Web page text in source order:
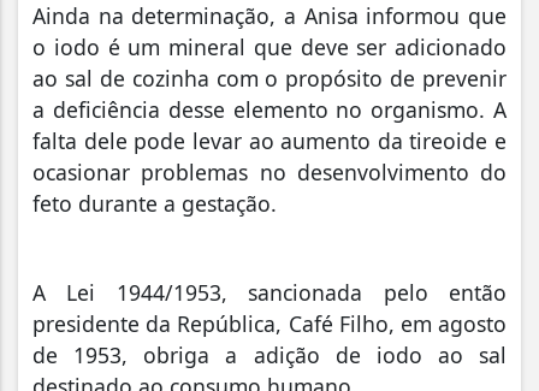
Ainda na determinação, a Anisa informou que
o iodo é um mineral que deve ser adicionado
ao sal de cozinha com o propósito de prevenir
a deficiência desse elemento no organismo. A
falta dele pode levar ao aumento da tireoide e
ocasionar problemas no desenvolvimento do
feto durante a gestação.
A Lei 1944/1953, sancionada pelo então
presidente da República, Café Filho, em agosto
de 1953, obriga a adição de iodo ao sal